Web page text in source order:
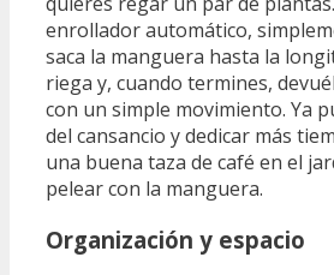
enrollador automático,
saca la manguera hasta la
riega y, cuando termines,
con un simple movimiento. Ya
del cansancio y dedicar más
una buena taza de café en el
pelear con la manguera.
Organización y espacio